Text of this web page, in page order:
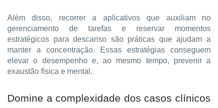
Além disso, recorrer a aplicativos que auxiliam no
gerenciamento de tarefas e reservar momentos
estratégicos para descanso são práticas que ajudam a
manter a concentração. Essas estratégias conseguem
elevar o desempenho e, ao mesmo tempo, prevenir a
exaustão física e mental.
Domine a complexidade dos casos clínicos